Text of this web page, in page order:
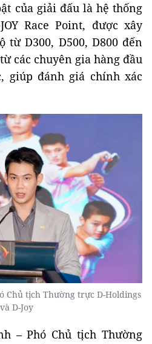
của giải đấu là hệ thống
Race Point, được xây
từ D300, D500, D800 đến
các chuyên gia hàng đầu
giúp đánh giá chính xác
Chủ tịch Thường trực D-Holdings
và D-Joy
– Phó Chủ tịch Thường